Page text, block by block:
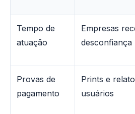
Tempo de
atuação
Empresas
desconfiança
Provas de
pagamento
Prints e
usuários